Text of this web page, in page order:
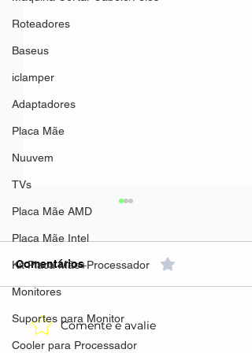
Roteadores
Baseus
iclamper
Adaptadores
Placa Mãe
Nuuvem
TVs
Placa Mãe AMD
Placa Mãe Intel
Kit Placa Mãe+Processador
Monitores
Suportes para Monitor
Cooler para Processador
Mifa A90 Speaker 60w
Preto(AliExpress)Preto-
Comentários
Comente e avalie